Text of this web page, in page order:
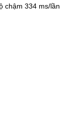
chậm 334 ms/lần